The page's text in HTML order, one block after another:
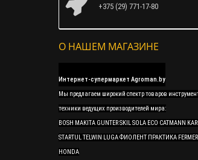
+375 (29) 771-17-80
О НАШЕМ МАГАЗИНЕ
Интернет-супермаркет Agroman.by
Мы предлагаем широкий спектр товаров
техники ведущих производителей мира:
BOSH MAKITA GUNTER SKIL SOLA ECO CATMANN
STARTUL TELWIN LUGA ФИОЛЕНТ ПРАКТИКА FERMER
HONDA